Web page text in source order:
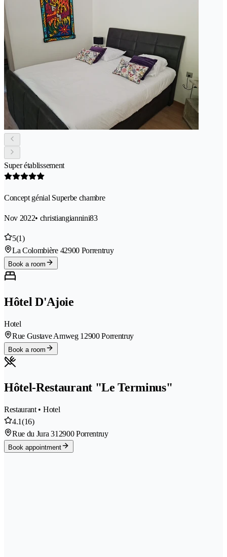
Super établissement
Concept génial Superbe chambre
Nov 2022• christiangiannini83
5(1)
La Colombière 42900 Porrentruy
Book a room
Hôtel D'Ajoie
Hotel
Rue Gustave Amweg 1 2900 Porrentruy
Book a room
Hôtel-Restaurant "Le Terminus"
Restaurant • Hotel
4.1(16)
Rue du Jura 31 2900 Porrentruy
Book appointment